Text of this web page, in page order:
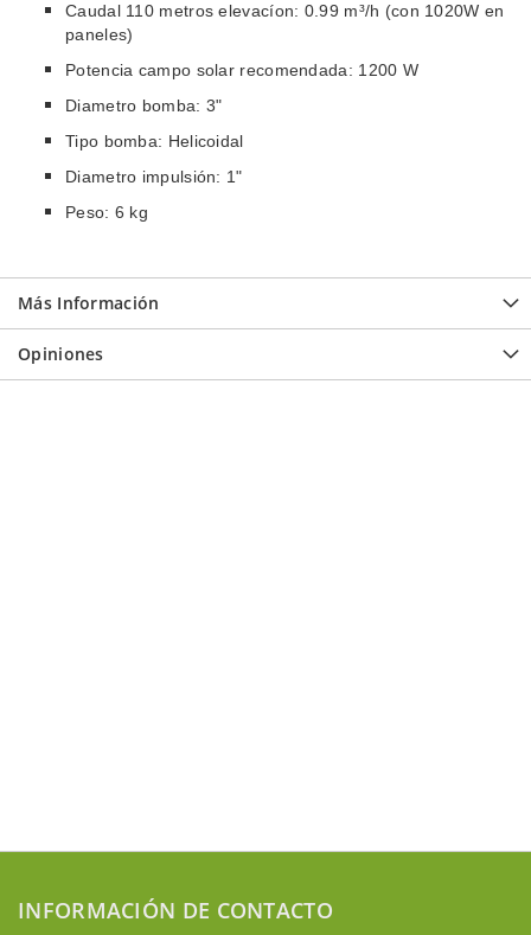
Caudal 110 metros elevacíon: 0.99 m³/h (con 1020W en
paneles)
Potencia campo solar recomendada: 1200 W
Diametro bomba: 3"
Tipo bomba: Helicoidal
Diametro impulsión: 1"
Peso: 6 kg
Más Información
Opiniones
INFORMACIÓN DE CONTACTO